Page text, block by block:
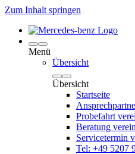
Zum Inhalt springen
Menü
Übersicht
Übersicht
Startseite
Probefahrt
Beratung
Servicetermin
Tel: +49 5207